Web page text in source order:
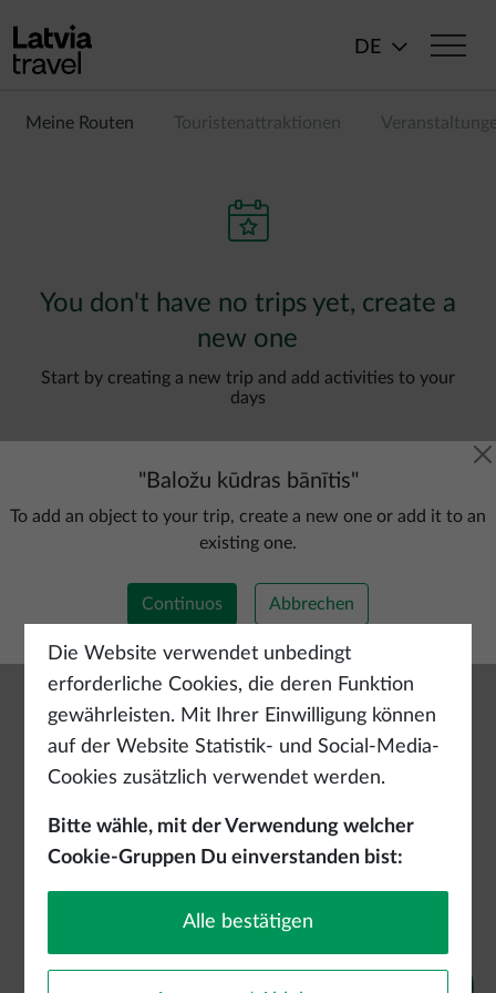
DE
Meine Routen Touristenattraktionen
You don't have no trips yet, create a
new one
Start by creating a new trip and add activities to your
days
Neue Route hinzufügen
" Baložu kūdras bānītis"
To add an object to your trip, create a new one or add it to an
existing one.
Continuos Abbrechen
Die Website verwendet unbedingt
erforderliche Cookies, die deren Funktion
gewährleisten. Mit Ihrer Einwilligung können
auf der Website Statistik- und Social-Media-
Cookies zusätzlich verwendet werden.
Bitte wähle, mit der Verwendung welcher
Cookie-Gruppen Du einverstanden bist:
Alle bestätigen